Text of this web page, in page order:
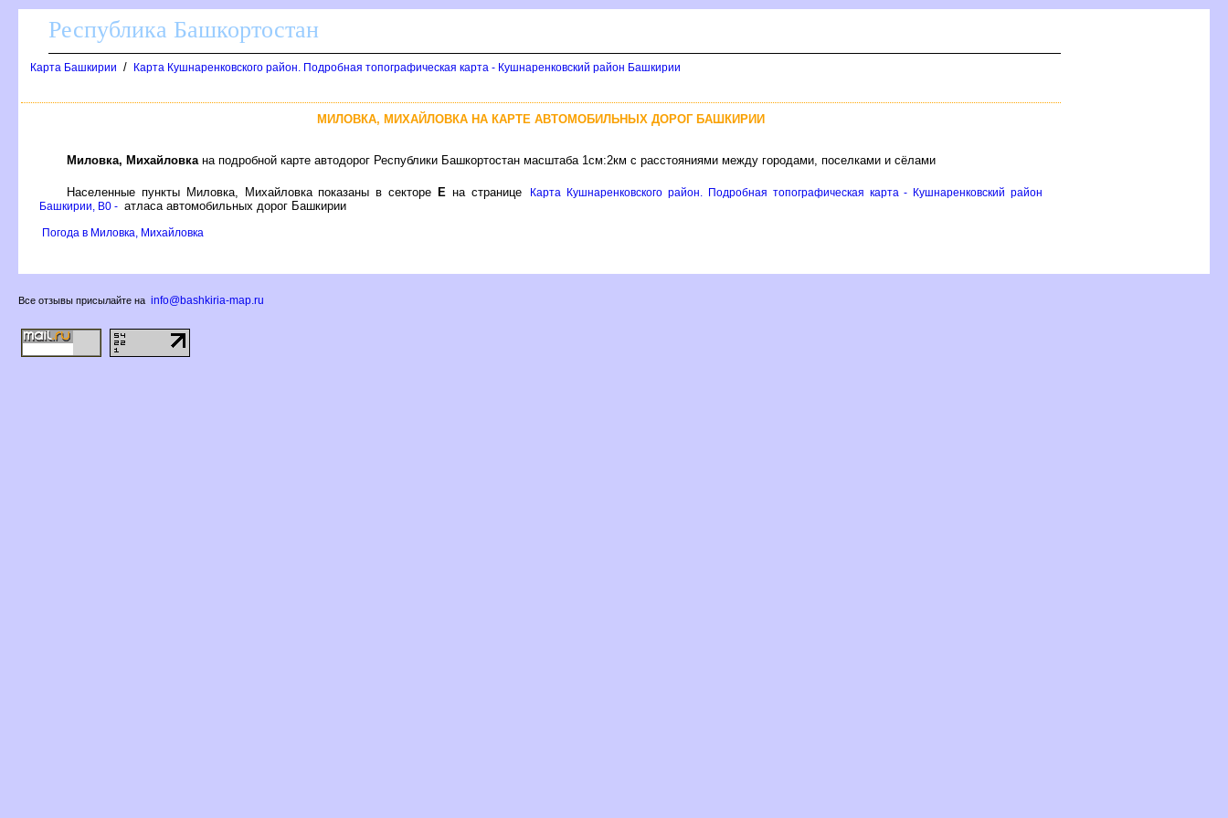
Республика Башкортостан
Карта Башкирии / Карта Кушнаренковского район. Подробная топографическая карта - Кушнаренковский район Башкирии
МИЛОВКА, МИХАЙЛОВКА НА КАРТЕ АВТОМОБИЛЬНЫХ ДОРОГ БАШКИРИИ
Миловка, Михайловка на подробной карте автодорог Республики Башкортостан масштаба 1см:2км с расстояниями между городами, поселками и сёлами
Населенные пункты Миловка, Михайловка показаны в секторе Е на странице
Карта Кушнаренковского район. Подробная топографическая карта - Кушнаренковский район
Башкирии, B0 - атласа автомобильных дорог Башкирии
Погода в Миловка, Михайловка
се отзывы присылайте на info@bashkiria-map.ru